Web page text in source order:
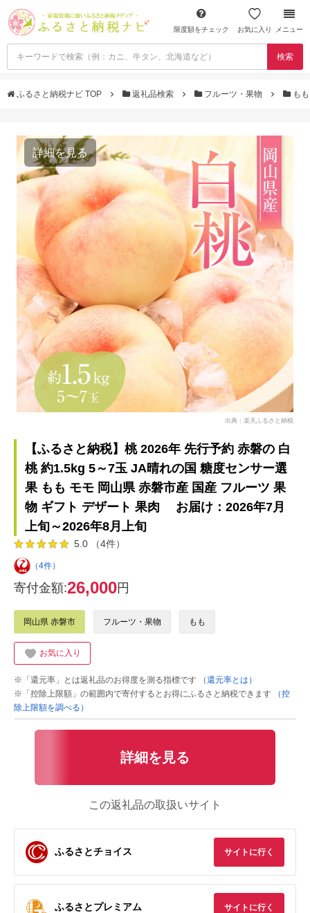
限度額をチェック お気に入り メニュー
検索
ふるさと納税ナビ TOP 返礼品検索 フルーツ・果物 も
詳細を見る
出典：楽天ふるさと納税
【ふるさと納税】桃 2026年 先行予約 赤磐の 白
桃 約1.5kg 5～7玉 JA晴れの国 糖度センサー選
果 もも モモ 岡山県 赤磐市産 国産 フルーツ 果
物 ギフト デザート 果肉 お届け：2026年7月
上旬～2026年8月上旬
5.0 （4件）
（4件）
寄付金額:26,000円
岡山県 赤磐市 フルーツ・果物 もも
お気に入り
※「還元率」とは返礼品のお得度を測る指標です
（還元率とは）
※「控除上限額」の範囲内で寄付するとお得にふるさと納税できます
（控
除上限額を調べる）
詳細を見る
この返礼品の取扱いサイト
ふるさとチョイス サイトに行く
ふるさとプレミアム サイトに行く